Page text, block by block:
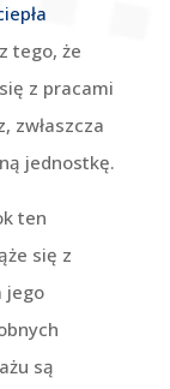
tego, że
z pracami
zwłaszcza
jednostkę.
ten
się z
jego
są